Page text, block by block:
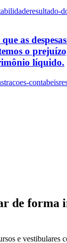
resultado-
as
o
líquido.
contabeis
de forma
e vestibulares